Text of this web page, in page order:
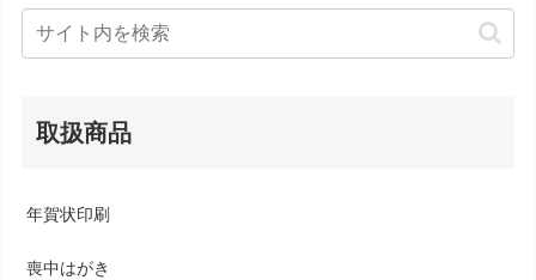
取扱商品
年賀状印刷
喪中はがき